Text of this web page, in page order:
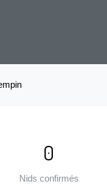
0
Nids confirmés